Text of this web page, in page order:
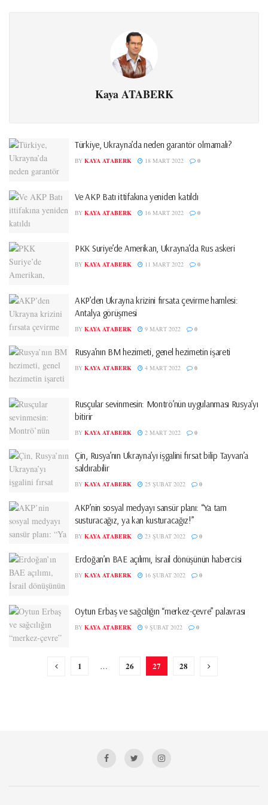
Kaya ATABERK
Türkiye, Ukrayna’da neden garantör olmamalı?
BY KAYA ATABERK 18 MART 2022 0
Ve AKP Batı ittifakına yeniden katıldı
BY KAYA ATABERK 16 MART 2022 0
PKK Suriye’de Amerikan, Ukrayna’da Rus askeri
BY KAYA ATABERK 11 MART 2022 0
AKP’den Ukrayna krizini fırsata çevirme hamlesi:
Antalya görüşmesi
BY KAYA ATABERK 9 MART 2022 0
Rusya’nın BM hezimeti, genel hezimetin işareti
BY KAYA ATABERK 4 MART 2022 0
Rusçular sevinmesin: Montrö’nün uygulanması Rusya’yı
bitirir
BY KAYA ATABERK 2 MART 2022 0
Çin, Rusya’nın Ukrayna’yı işgalini fırsat bilip Tayvan’a
saldırabilir
BY KAYA ATABERK 25 ŞUBAT 2022 0
AKP’nin sosyal medyayı sansür planı: “Ya tam
susturacağız, ya kan kusturacağız!”
BY KAYA ATABERK 23 ŞUBAT 2022 0
Erdoğan’ın BAE açılımı, İsrail dönüşünün habercisi
BY KAYA ATABERK 16 ŞUBAT 2022 0
Oytun Erbaş ve sağcılığın “merkez-çevre” palavrası
BY KAYA ATABERK 9 ŞUBAT 2022 0
1 … 26 27 28